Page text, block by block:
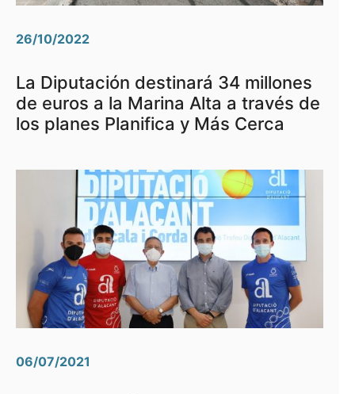
26/10/2022
La Diputación destinará 34 millones
de euros a la Marina Alta a través de
los planes Planifica y Más Cerca
06/07/2021